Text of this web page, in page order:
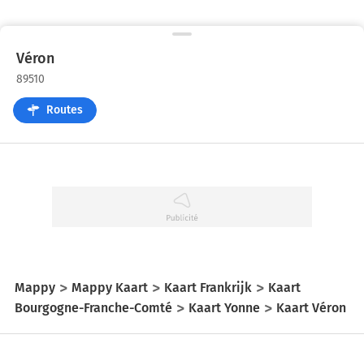
Véron
89510
Routes
Mappy Mappy Kaart Kaart Frankrijk
Kaart
Bourgogne-Franche-Comté
Kaart Yonne Kaart Véron